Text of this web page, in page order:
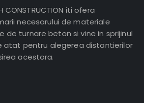
CONSTRUCTION iti ofera
necesarului de materiale
de turnare beton si vine in sprijinul
atat pentru alegerea distantierilor
acestora.